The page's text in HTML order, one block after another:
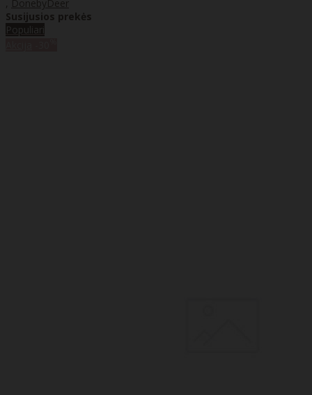
, DonebyDeer
Susijusios prekės
Populiari